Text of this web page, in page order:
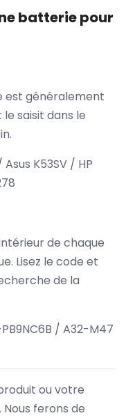
batterie pour
est généralement
saisit dans le
K53SV / HP
de chaque
Lisez le code et
de la
/ A32-M47
ou votre
ferons de